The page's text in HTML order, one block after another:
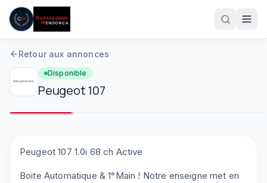
Aller au contenu principal
05 61 83 78 05
Retour aux annonces
Disponible
Peugeot107
Peugeot 107 1.0i 68 ch Active
Boite Automatique & 1°Main ! Notre enseigne met en